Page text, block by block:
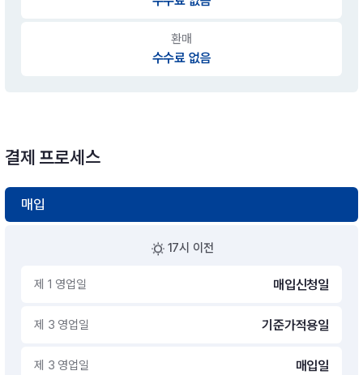
환매
수수료 없음
결제 프로세스
매입
17시 이전
제 1 영업일 매입신청일
제 3 영업일 기준가적용일
제 3 영업일 매입일